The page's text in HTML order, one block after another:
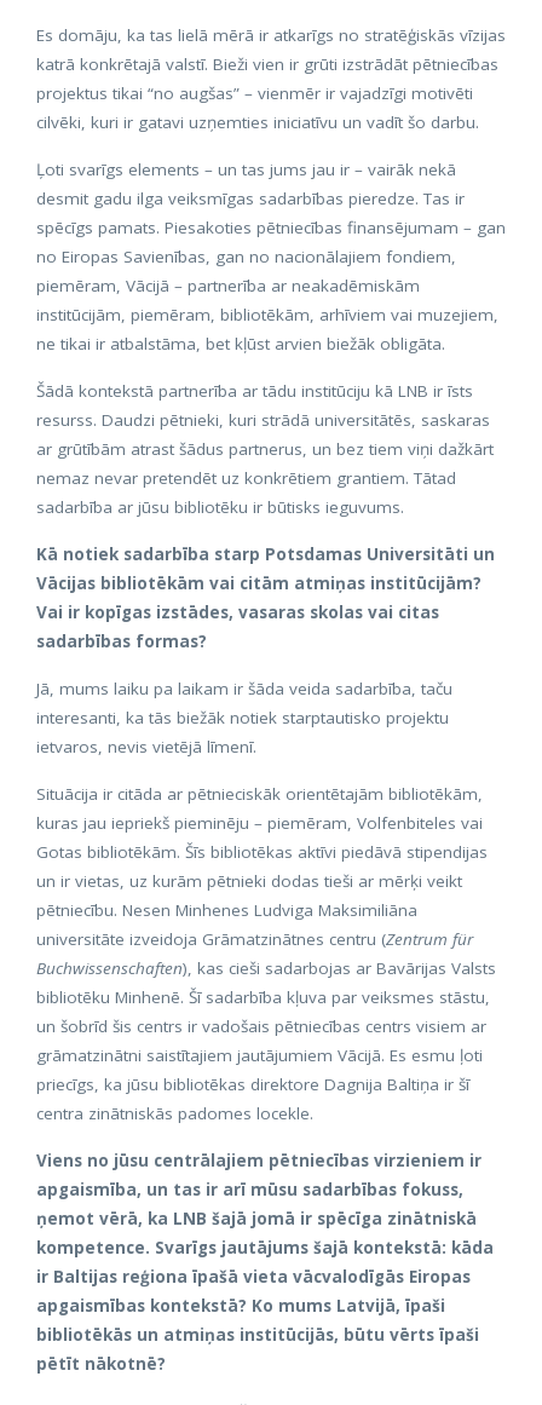
Es domāju, ka tas lielā mērā ir atkarīgs no stratēģiskās vīzijas
katrā konkrētajā valstī. Bieži vien ir grūti izstrādāt pētniecības
projektus tikai “no augšas” – vienmēr ir vajadzīgi motivēti
cilvēki, kuri ir gatavi uzņemties iniciatīvu un vadīt šo darbu.
Ļoti svarīgs elements – un tas jums jau ir – vairāk nekā
desmit gadu ilga veiksmīgas sadarbības pieredze. Tas ir
spēcīgs pamats. Piesakoties pētniecības finansējumam – gan
no Eiropas Savienības, gan no nacionālajiem fondiem,
piemēram, Vācijā – partnerība ar neakadēmiskām
institūcijām, piemēram, bibliotēkām, arhīviem vai muzejiem,
ne tikai ir atbalstāma, bet kļūst arvien biežāk obligāta.
Šādā kontekstā partnerība ar tādu institūciju kā LNB ir īsts
resurss. Daudzi pētnieki, kuri strādā universitātēs, saskaras
ar grūtībām atrast šādus partnerus, un bez tiem viņi dažkārt
nemaz nevar pretendēt uz konkrētiem grantiem. Tātad
sadarbība ar jūsu bibliotēku ir būtisks ieguvums.
Kā notiek sadarbība starp Potsdamas Universitāti un
Vācijas bibliotēkām vai citām atmiņas institūcijām?
Vai ir kopīgas izstādes, vasaras skolas vai citas
sadarbības formas?
Jā, mums laiku pa laikam ir šāda veida sadarbība, taču
interesanti, ka tās biežāk notiek starptautisko projektu
ietvaros, nevis vietējā līmenī.
Situācija ir citāda ar pētnieciskāk orientētajām bibliotēkām,
kuras jau iepriekš pieminēju – piemēram, Volfenbiteles vai
Gotas bibliotēkām. Šīs bibliotēkas aktīvi piedāvā stipendijas
un ir vietas, uz kurām pētnieki dodas tieši ar mērķi veikt
pētniecību. Nesen Minhenes Ludviga Maksimiliāna
universitāte izveidoja Grāmatzinātnes centru (Zentrum für
Buchwissenschaften), kas cieši sadarbojas ar Bavārijas Valsts
bibliotēku Minhenē. Šī sadarbība kļuva par veiksmes stāstu,
un šobrīd šis centrs ir vadošais pētniecības centrs visiem ar
grāmatzinātni saistītajiem jautājumiem Vācijā. Es esmu ļoti
priecīgs, ka jūsu bibliotēkas direktore Dagnija Baltiņa ir šī
centra zinātniskās padomes locekle.
Viens no jūsu centrālajiem pētniecības virzieniem ir
apgaismība, un tas ir arī mūsu sadarbības fokuss,
ņemot vērā, ka LNB šajā jomā ir spēcīga zinātniskā
kompetence. Svarīgs jautājums šajā kontekstā: kāda
ir Baltijas reģiona īpašā vieta vācvalodīgās Eiropas
apgaismības kontekstā? Ko mums Latvijā, īpaši
bibliotēkās un atmiņas institūcijās, būtu vērts īpaši
pētīt nākotnē?